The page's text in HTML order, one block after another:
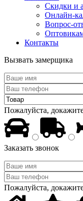
Скидки и
Онлайн-
Вопрос-
Контакты
Вызвать замерщика
Пожалуйста,
Заказать звонок
Пожалуйста,